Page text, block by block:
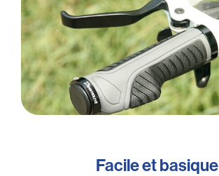
Facile et basique